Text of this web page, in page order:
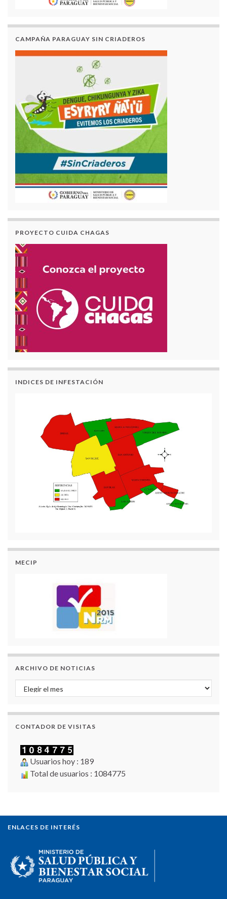
CAMPAÑA PARAGUAY SIN CRIADEROS
PROYECTO CUIDA CHAGAS
INDICES DE INFESTACIÓN
MECIP
ARCHIVO DE NOTICIAS
Archivo de Noticias
CONTADOR DE VISITAS
Usuarios hoy : 189
Total de usuarios : 1084775
ENLACES DE INTERÉS